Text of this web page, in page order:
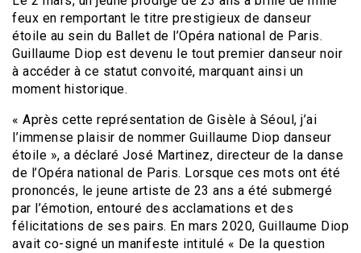
feux en remportant le titre prestigieux de danseur
étoile au sein du Ballet de l’Opéra national de Paris.
Guillaume Diop est devenu le tout premier danseur noir
à accéder à ce statut convoité, marquant ainsi un
moment historique.
« Après cette représentation de Gisèle à Séoul, j’ai
l’immense plaisir de nommer Guillaume Diop danseur
étoile », a déclaré José Martinez, directeur de la danse
de l’Opéra national de Paris. Lorsque ces mots ont été
prononcés, le jeune artiste de 23 ans a été submergé
par l’émotion, entouré des acclamations et des
félicitations de ses pairs. En mars 2020, Guillaume Diop
avait co-signé un manifeste intitulé « De la question